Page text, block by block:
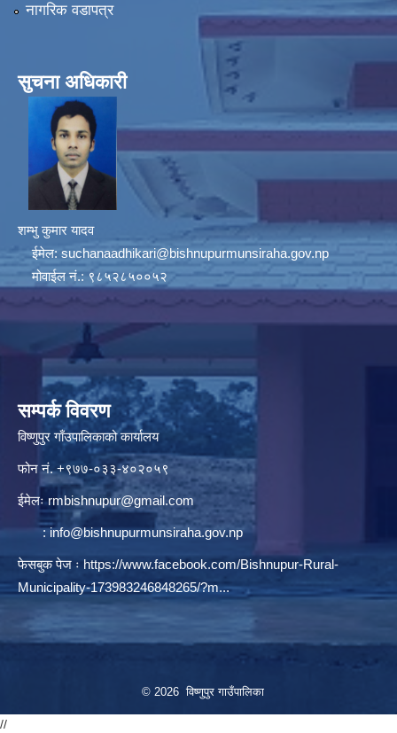
नागरिक वडापत्र
सुचना अधिकारी
शम्भु कुमार यादव
ईमेल: suchanaadhikari@bishnupurmunsiraha.gov.np
मोवाईल नं.: ९८५२८५००५२
सम्पर्क विवरण
विष्णुपुर गाँउपालिकाको कार्यालय
फोन नं. ‍‍+९७७-०३३-४०२०५९
ईमेलःrmbishnupur@gmail.com
:info@bishnupurmunsiraha.gov.np
फेसबुक पेज ः https://www.facebook.com/Bishnupur-Rural-
Municipality-173983246848265/?m...
© 2026 विष्णुपुर गाउँपालिका
//